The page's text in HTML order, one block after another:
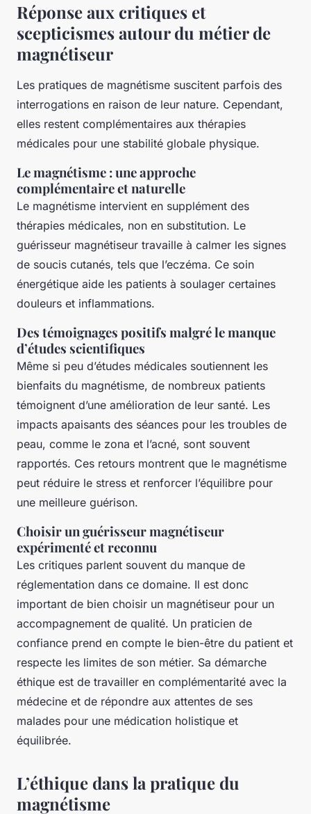
Réponse aux critiques et
scepticismes autour du métier de
magnétiseur
Les pratiques de magnétisme suscitent parfois des
interrogations en raison de leur nature. Cependant,
elles restent complémentaires aux thérapies
médicales pour une stabilité globale physique.
Le magnétisme : une approche
complémentaire et naturelle
Le magnétisme intervient en supplément des
thérapies médicales, non en substitution. Le
guérisseur magnétiseur travaille à calmer les signes
de soucis cutanés, tels que l’eczéma. Ce soin
énergétique aide les patients à soulager certaines
douleurs et inflammations.
Des témoignages positifs malgré le manque
d’études scientifiques
Même si peu d’études médicales soutiennent les
bienfaits du magnétisme, de nombreux patients
témoignent d’une amélioration de leur santé. Les
impacts apaisants des séances pour les troubles de
peau, comme le zona et l’acné, sont souvent
rapportés. Ces retours montrent que le magnétisme
peut réduire le stress et renforcer l’équilibre pour
une meilleure guérison.
Choisir un guérisseur magnétiseur
expérimenté et reconnu
Les critiques parlent souvent du manque de
réglementation dans ce domaine. Il est donc
important de bien choisir un magnétiseur pour un
accompagnement de qualité. Un praticien de
confiance prend en compte le bien-être du patient et
respecte les limites de son métier. Sa démarche
éthique est de travailler en complémentarité avec la
médecine et de répondre aux attentes de ses
malades pour une médication holistique et
équilibrée.
L’éthique dans la pratique du
magnétisme